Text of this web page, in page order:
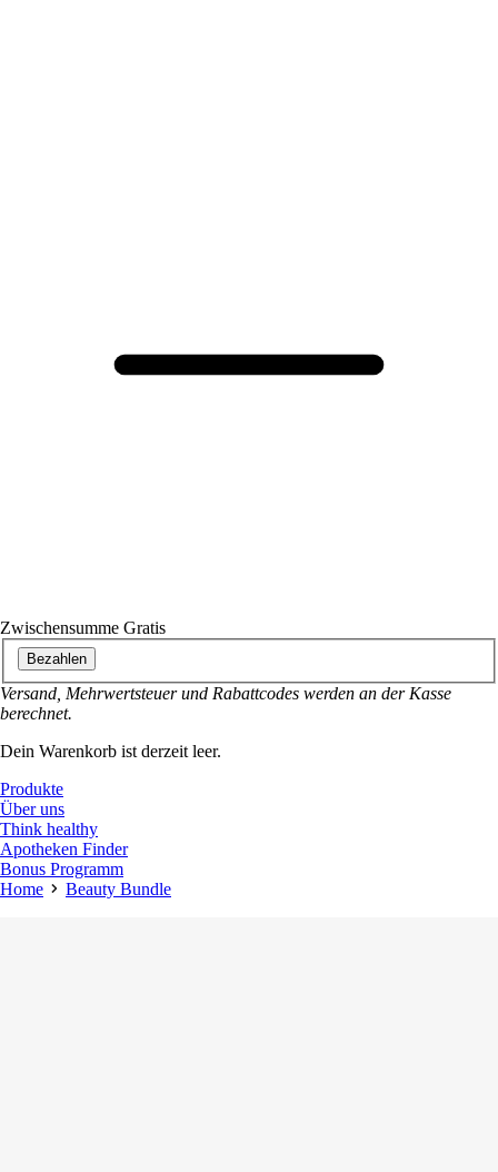
Zwischensumme Gratis
Bezahlen
Versand, Mehrwertsteuer und Rabattcodes werden an der Kasse
berechnet.
Dein Warenkorb ist derzeit leer.
Produkte
Über uns
Think healthy
Apotheken Finder
Bonus Programm
Home
Beauty Bundle